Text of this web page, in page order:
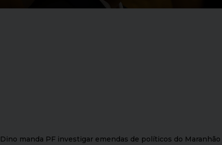
Dino manda PF investigar emendas de políticos do Maranhão